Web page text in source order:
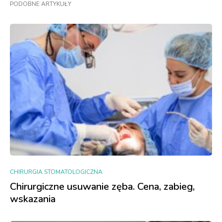
PODOBNE ARTYKUŁY
CHIRURGIA STOMATOLOGICZNA
Chirurgiczne usuwanie zęba. Cena, zabieg,
wskazania